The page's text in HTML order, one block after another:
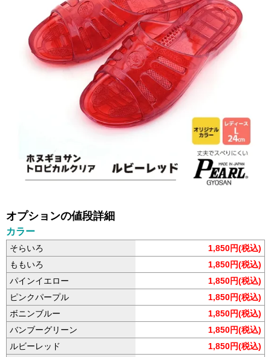
オプションの値段詳細
カラー
そらいろ
1,850円(税込)
ももいろ
1,850円(税込)
パインイエロー
1,850円(税込)
ピンクパープル
1,850円(税込)
ボニンブルー
1,850円(税込)
バンブーグリーン
1,850円(税込)
ルビーレッド
1,850円(税込)